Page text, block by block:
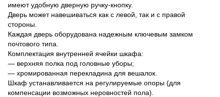
имеют удобную дверную ручку-кнопку.
Дверь может навешиваться как с левой, так и с правой
стороны.
Каждая дверь оборудована надежным ключевым замком
почтового типа.
Комплектация внутренней ячейки шкафа:
— верхняя полка под головные уборы;
— хромированная перекладина для вешалок.
Шкаф устанавливается на регулируемые опоры (для
компенсации возможных неровностей пола).